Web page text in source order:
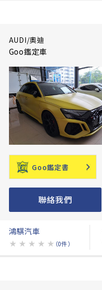
AUDI/奧迪
Goo鑑定車
Goo鑑定書
聯絡我們
鴻騏汽車
★ ★ ★ ★ ★ （0件）